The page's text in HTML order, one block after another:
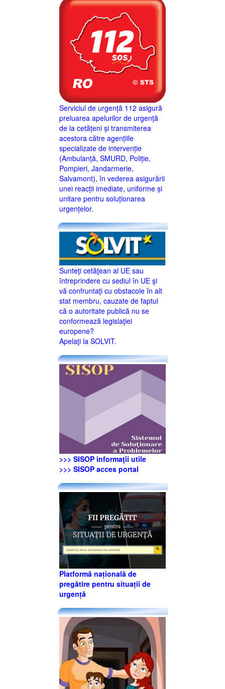
Serviciul de urgență 112 asigură
preluarea apelurilor de urgență
de la cetățeni și transmiterea
acestora către agențiile
specializate de intervenție
(Ambulanță, SMURD, Poliție,
Pompieri, Jandarmerie,
Salvamont), în vederea asigurării
unei reacții imediate, uniforme și
unitare pentru soluționarea
urgențelor.
Sunteţi cetăţean al UE sau
întreprindere cu sediul în UE şi
vă confruntaţi cu obstacole în alt
stat membru, cauzate de faptul
că o autoritate publică nu se
conformează legislaţiei
europene?
Apelaţi la SOLVIT.
>>> SISOP informaţii utile
>>> SISOP acces portal
Platformă națională de
pregătire pentru situații de
urgență